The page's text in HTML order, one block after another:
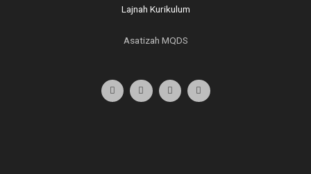
Lajnah Kurikulum
Asatizah MQDS